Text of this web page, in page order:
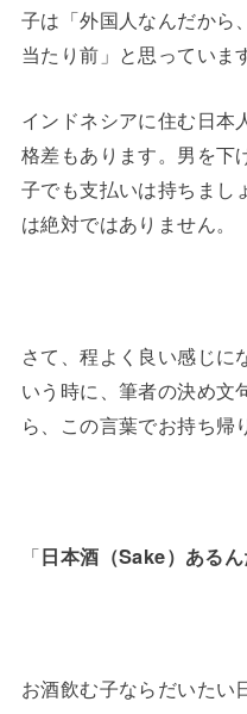
子は「外国人なんだから
当たり前」と思っていま
インドネシアに住む日本
格差もあります。男を下
子でも支払いは持ちまし
は絶対ではありません。
さて、程よく良い感じに
いう時に、筆者の決め文
ら、この言葉でお持ち帰
「日本酒（Sake）ある
お酒飲む子ならだいたい